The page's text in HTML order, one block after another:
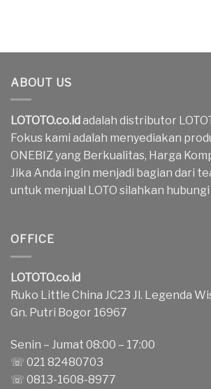
ABOUT US
LOTOTO.co.id adalah distributor
Fokus kami adalah menyediakan
ONEBIZ yang Berkualitas, Harga
Jika Anda ingin menjadi bagian dari
untuk menjual LOTO silahkan hubungi
OFFICE
LOTOTO.co.id
Ruko Little China JC23 Jl. Legenda
Gn. Putri Bogor 16967
Senin – Jumat 08:00 – 17:00
☏ 021 82480703
☏ 0813-1608-8977